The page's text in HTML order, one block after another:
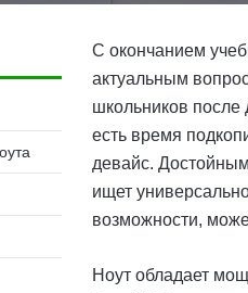
С окончанием
актуальным
школьников после
есть время
девайс.
ищет
возможности,
Ноут обладает